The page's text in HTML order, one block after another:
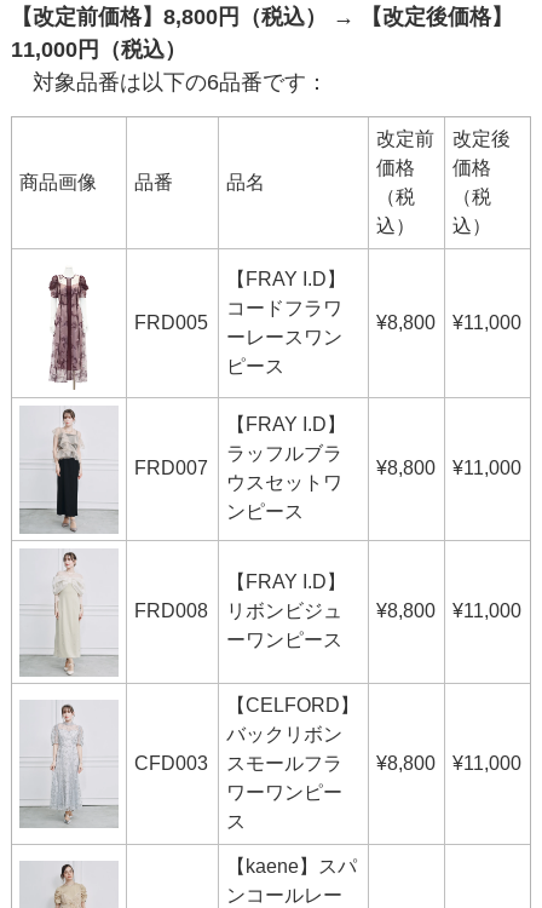
【改定前価格】8,800円（税込） → 【改定後価格】
11,000円（税込）
対象品番は以下の6品番です：
商品画像 品番 品名
改定前
価格
（税
込）
改定後
価格
（税
込）
FRD005
【FRAY I.D】
コードフラワ
ーレースワン
ピース
¥8,800 ¥11,000
FRD007
【FRAY I.D】
ラッフルブラ
ウスセットワ
ンピース
¥8,800 ¥11,000
FRD008
【FRAY I.D】
リボンビジュ
ーワンピース
¥8,800 ¥11,000
CFD003
【CELFORD】
バックリボン
スモールフラ
ワーワンピー
ス
¥8,800 ¥11,000
【kaene】スパ
ンコールレー